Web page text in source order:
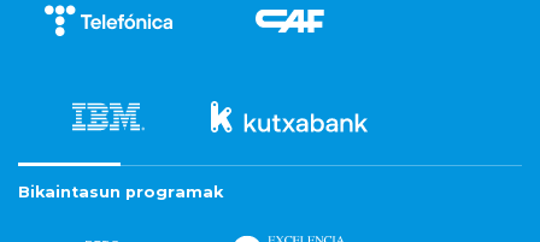
Bikaintasun programak